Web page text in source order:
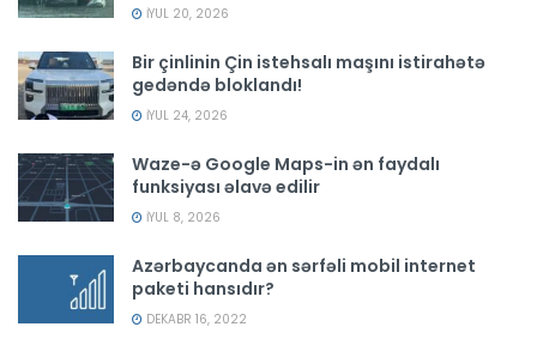
İYUL 20, 2026
Bir çinlinin Çin istehsalı maşını istirahətə
gedəndə bloklandı!
İYUL 24, 2026
Waze-ə Google Maps-in ən faydalı
funksiyası əlavə edilir
İYUL 8, 2026
Azərbaycanda ən sərfəli mobil internet
paketi hansıdır?
DEKABR 16, 2022